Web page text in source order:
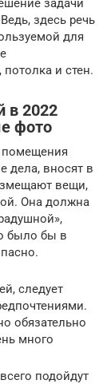
задачи
здесь речь
для
и стен.
в 2022
фото
помещения
дела, вносят в
вещи,
Она должна
было бы в
следует
обязательно
много
подойдут